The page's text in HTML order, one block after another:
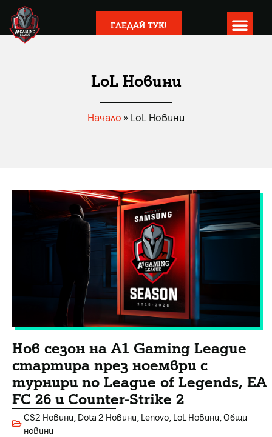
ГЛЕДАЙ ТУК!
LoL Новини
Начало » LoL Новини
Нов сезон на A1 Gaming League
стартира през ноември с
турнири по League of Legends, EA
FC 26 и Counter-Strike 2
CS2 Новини Dota 2 Новини Lenovo LoL Новини Общи
новини